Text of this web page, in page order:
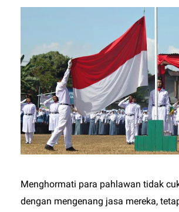
Menghormati para pahlawan tidak
dengan mengenang jasa mereka,